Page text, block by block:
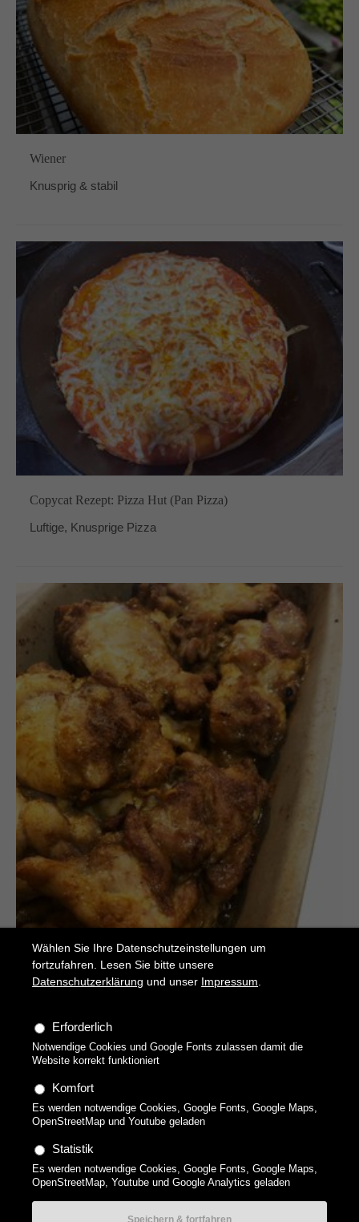
Wiener
Knusprig & stabil
Copycat Rezept: Pizza Hut (Pan Pizza)
Luftige, Knusprige Pizza
Shawarma
Copyright 2026 technikgenuss, Maren Kuçi. Alle Rechte
vorbehalten.
Wählen Sie Ihre Datenschutzeinstellungen um
fortzufahren. Lesen Sie bitte unsere
Datenschutzerklärung und unser Impressum.
Erforderlich
Notwendige Cookies und Google Fonts zulassen damit die
Website korrekt funktioniert
Komfort
Es werden notwendige Cookies, Google Fonts, Google Maps,
OpenStreetMap und Youtube geladen
Statistik
Es werden notwendige Cookies, Google Fonts, Google Maps,
OpenStreetMap, Youtube und Google Analytics geladen